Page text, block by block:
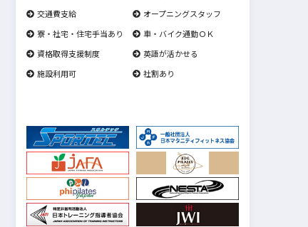
交通費支給
オープニングスタッフ
寮・社宅・住宅手当あり
車・バイク通勤ＯＫ
資格取得支援制度
英語が活かせる
施設利用可
社割あり